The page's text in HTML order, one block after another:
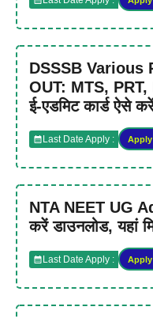
DSSSB Various
OUT: MTS, PRT,
ई-एडमिट कार्ड ऐसे
Last Date Apply :
NTA NEET UG
करें डाउनलोड, यहां
Last Date Apply :